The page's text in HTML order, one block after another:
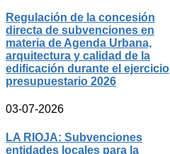
Regulación de la concesión
directa de subvenciones en
materia de Agenda Urbana,
arquitectura y calidad de la
edificación durante el ejercicio
presupuestario 2026
03-07-2026
LA RIOJA: Subvenciones
entidades locales para la